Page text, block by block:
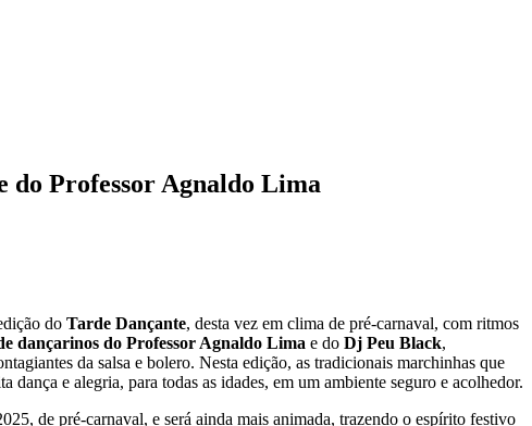
do Professor Agnaldo Lima
do Tarde Dançante, desta vez em clima de pré-carnaval, com ritmos
dançarinos do Professor Agnaldo Lima e do Dj Peu Black,
da salsa e bolero. Nesta edição, as tradicionais marchinhas que
e alegria, para todas as idades, em um ambiente seguro e acolhedor.
de pré-carnaval, e será ainda mais animada, trazendo o espírito festivo